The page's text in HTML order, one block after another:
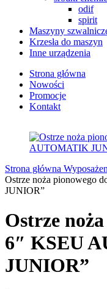
odif
spirit
Maszyny
Krzesła do maszyn
Inne urządzenia
Strona główna
Nowości
Promocje
Kontakt
Strona główna
Ostrze noża pionowego
JUNIOR”
Ostrze
6″ KSEU
JUNIOR”